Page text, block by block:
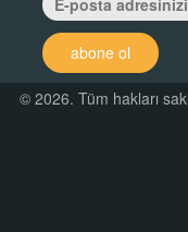
abone ol
© 2026. Tüm hakları